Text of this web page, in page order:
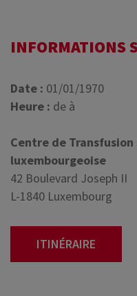
INFORMATIONS
Date : 01/01/1970
Heure : de à
Centre de
luxembourgeoise
42 Boulevard Joseph II
L-1840 Luxembourg
ITINÉRAIRE